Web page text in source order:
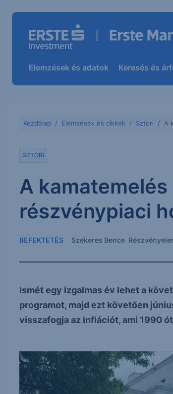
Elemzések és adatok Keresés és
Kezdőlap Elemzések és cikkek Sztori A
SZTORI
A
részvénypiaci
BEFEKTETÉS Szekeres Bence
Ismét egy izgalmas év lehet a
programot, majd ezt követően
visszafogja az inflációt, ami 1990